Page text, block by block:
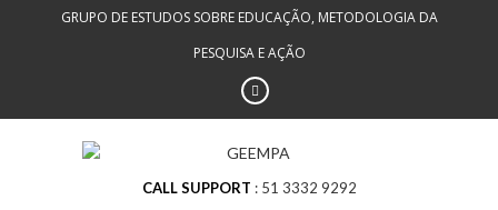
GRUPO DE ESTUDOS SOBRE EDUCAÇÃO, METODOLOGIA DA
PESQUISA E AÇÃO
CALL SUPPORT
51 3332 9292